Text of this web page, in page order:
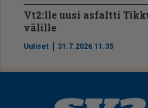
Vt2:lle uusi asfaltti
välille
Uutiset 31.7.2026 11.35